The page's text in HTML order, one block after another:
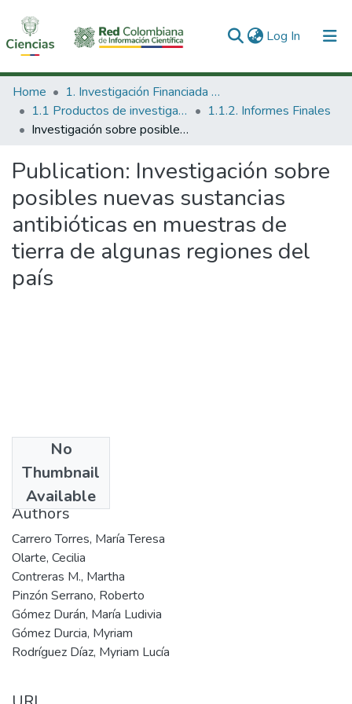
Log In (current)
Communities & Collections
All of DSpace
Home
1. Investigación Financiada con Recursos Públicos
1.1 Productos de investigación
1.1.2. Informes Finales
Investigación sobre posibles nuevas sustancias antibióticas en muestras de tierra de algunas regiones del país
Publication: Investigación sobre
posibles nuevas sustancias
antibióticas en muestras de
tierra de algunas regiones del
país
No
Thumbnail
Available
1982
Authors
Carrero Torres, María Teresa
Olarte, Cecilia
Contreras M., Martha
Pinzón Serrano, Roberto
Gómez Durán, María Ludivia
Gómez Durcia, Myriam
Rodríguez Díaz, Myriam Lucía